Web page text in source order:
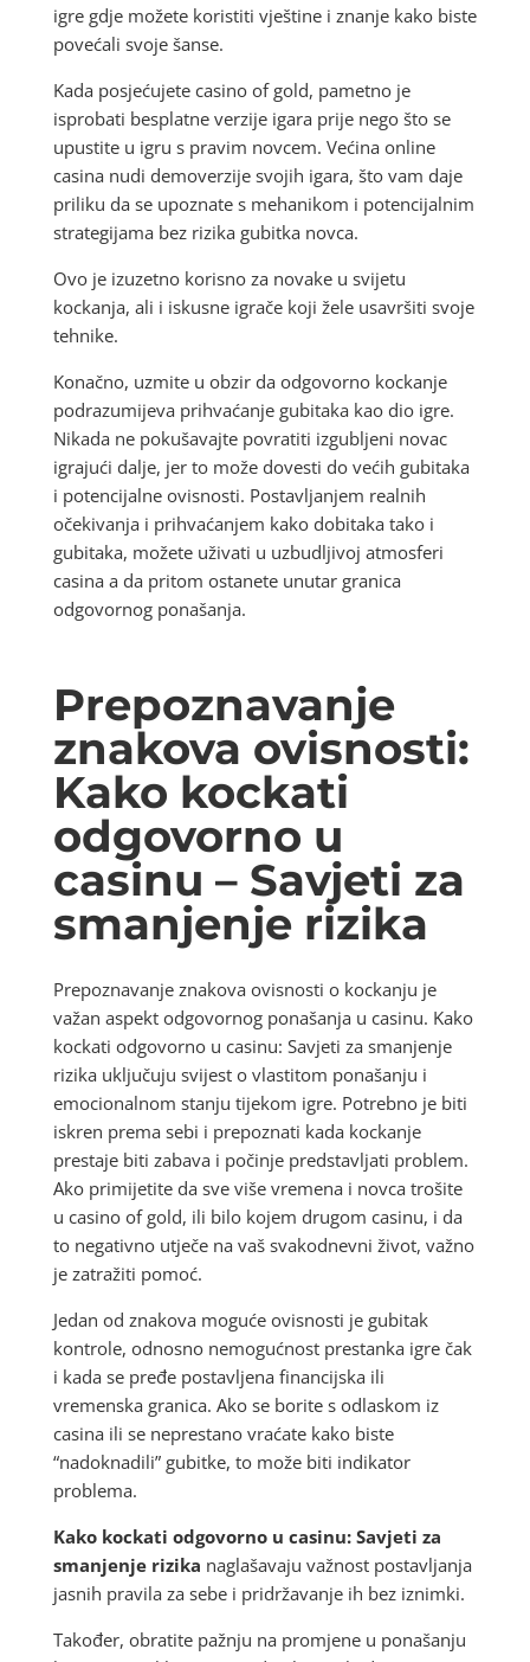
igre gdje možete koristiti vještine i znanje kako biste
povećali svoje šanse.
Kada posjećujete casino of gold, pametno je
isprobati besplatne verzije igara prije nego što se
upustite u igru s pravim novcem. Većina online
casina nudi demoverzije svojih igara, što vam daje
priliku da se upoznate s mehanikom i potencijalnim
strategijama bez rizika gubitka novca.
Ovo je izuzetno korisno za novake u svijetu
kockanja, ali i iskusne igrače koji žele usavršiti svoje
tehnike.
Konačno, uzmite u obzir da odgovorno kockanje
podrazumijeva prihvaćanje gubitaka kao dio igre.
Nikada ne pokušavajte povratiti izgubljeni novac
igrajući dalje, jer to može dovesti do većih gubitaka
i potencijalne ovisnosti. Postavljanjem realnih
očekivanja i prihvaćanjem kako dobitaka tako i
gubitaka, možete uživati u uzbudljivoj atmosferi
casina a da pritom ostanete unutar granica
odgovornog ponašanja.
Prepoznavanje
znakova ovisnosti:
Kako kockati
odgovorno u
casinu – Savjeti za
smanjenje rizika
Prepoznavanje znakova ovisnosti o kockanju je
važan aspekt odgovornog ponašanja u casinu. Kako
kockati odgovorno u casinu: Savjeti za smanjenje
rizika uključuju svijest o vlastitom ponašanju i
emocionalnom stanju tijekom igre. Potrebno je biti
iskren prema sebi i prepoznati kada kockanje
prestaje biti zabava i počinje predstavljati problem.
Ako primijetite da sve više vremena i novca trošite
u casino of gold, ili bilo kojem drugom casinu, i da
to negativno utječe na vaš svakodnevni život, važno
je zatražiti pomoć.
Jedan od znakova moguće ovisnosti je gubitak
kontrole, odnosno nemogućnost prestanka igre čak
i kada se pređe postavljena financijska ili
vremenska granica. Ako se borite s odlaskom iz
casina ili se neprestano vraćate kako biste
“nadoknadili” gubitke, to može biti indikator
problema.
Kako kockati odgovorno u casinu: Savjeti za
smanjenje rizika naglašavaju važnost postavljanja
jasnih pravila za sebe i pridržavanje ih bez iznimki.
Također, obratite pažnju na promjene u ponašanju